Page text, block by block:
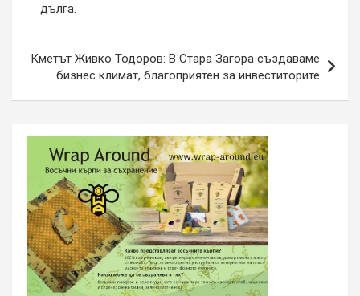
дълга.
Кметът Живко Тодоров: В Стара Загора създаваме
бизнес климат, благоприятен за инвеститорите